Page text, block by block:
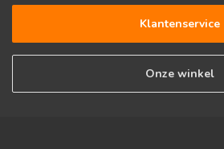
Klantenservice
Onze winkel